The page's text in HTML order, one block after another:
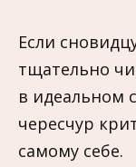
Если
тщательно
в идеальном
чересчур
самому себе.